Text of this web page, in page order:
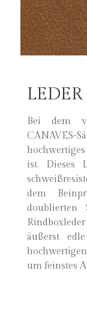
LEDER
Bei dem
ist. Dieses
dem
äußerst
um feinstes